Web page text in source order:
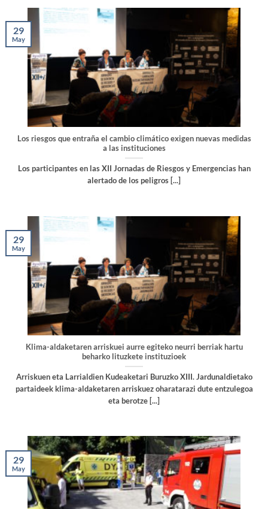
Los riesgos que entraña el cambio climático exigen nuevas medidas
a las instituciones
Los participantes en las XII Jornadas de Riesgos y Emergencias han
alertado de los peligros [...]
29
May
Klima-aldaketaren arriskuei aurre egiteko neurri berriak hartu
beharko lituzkete instituzioek
Arriskuen eta Larrialdien Kudeaketari Buruzko XIII. Jardunaldietako
partaideek klima-aldaketaren arriskuez oharatarazi dute entzulegoa
eta berotze [...]
29
May
29
May